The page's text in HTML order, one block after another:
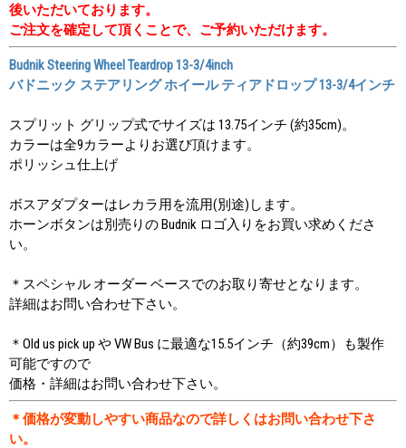
後いただいております。
ご注文を確定して頂くことで、ご予約いただけます。
Budnik Steering Wheel Teardrop 13-3/4inch
バドニック ステアリング ホイール ティアドロップ 13-3/4インチ
スプリット グリップ式でサイズは 13.75インチ (約35cm)。
カラーは全9カラーよりお選び頂けます。
ポリッシュ仕上げ
ボスアダプターはレカラ用を流用(別途)します。
ホーンボタンは別売りの Budnik ロゴ入りをお買い求めくださ
い。
＊スペシャル オーダー ベースでのお取り寄せとなります。
詳細はお問い合わせ下さい。
＊Old us pick up や VW Bus に最適な15.5インチ（約39cm）も製作
可能ですので
価格・詳細はお問い合わせ下さい。
＊価格が変動しやすい商品なので詳しくはお問い合わせ下さ
い。